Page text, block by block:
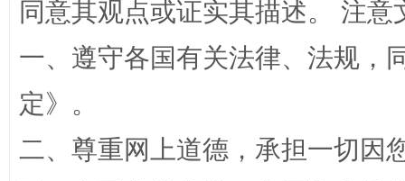
招工难、用工荒背后
同意其观点或证实其描述。 注
一、遵守各国有关法律、法规，
定》。
二、尊重网上道德，承担一切因